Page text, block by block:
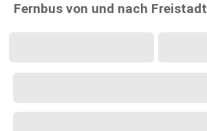
Fernbus von und nach Freistadt